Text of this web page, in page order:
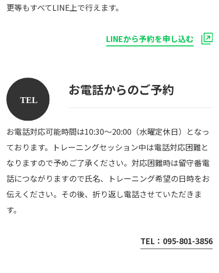
更等もすべてLINE上で行えます。
LINEから予約を申し込む
お電話からのご予約
お電話対応可能時間は10:30～20:00（水曜定休日）となっ
ております。トレーニングセッション中は電話対応困難と
なりますので予めご了承ください。対応困難時は留守番電
話につながりますので氏名、トレーニング希望の日時をお
伝えください。その後、折り返し電話させていただきま
す。
TEL：095-801-3856